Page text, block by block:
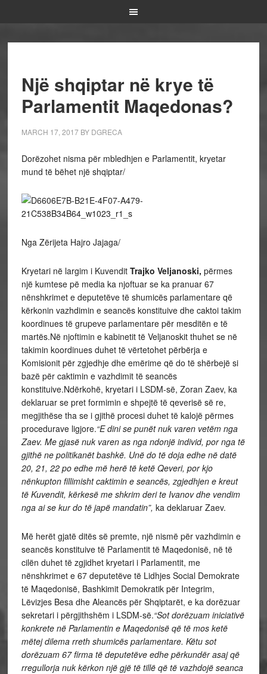
Një shqiptar në krye të
Parlamentit Maqedonas?
MARCH 17, 2017BY DGRECA
Dorëzohet nisma për mbledhjen e Parlamentit, kryetar
mund të bëhet një shqiptar/
Nga Zërijeta Hajro Jajaga/
Kryetari në largim i Kuvendit Trajko Veljanoski, përmes
një kumtese pë media ka njoftuar se ka pranuar 67
nënshkrimet e deputetëve të shumicës parlamentare që
kërkonin vazhdimin e seancës konstituive dhe caktoi takim
koordinues të grupeve parlamentare për mesditën e të
martës.Në njoftimin e kabinetit të Veljanoskit thuhet se në
takimin koordinues duhet të vërtetohet përbërja e
Komisionit për zgjedhje dhe emërime që do të shërbejë si
bazë për caktimin e vazhdimit të seancës
konstituive.Ndërkohë, kryetari i LSDM-së, Zoran Zaev, ka
deklaruar se pret formimin e shpejtë të qeverisë së re,
megjithëse tha se i gjithë procesi duhet të kalojë përmes
procedurave ligjore.“E dini se punët nuk varen vetëm nga
Zaev. Me gjasë nuk varen as nga ndonjë individ, por nga të
gjithë ne politikanët bashkë. Unë do të doja edhe në datë
20, 21, 22 po edhe më herë të ketë Qeveri, por kjo
nënkupton fillimisht caktimin e seancës, zgjedhjen e kreut
të Kuvendit, kërkesë me shkrim deri te Ivanov dhe vendim
nga ai se kur do të japë mandatin”, ka deklaruar Zaev.
Më herët gjatë ditës së premte, një nismë për vazhdimin e
seancës konstituive të Parlamentit të Maqedonisë, në të
cilën duhet të zgjidhet kryetari i Parlamentit, me
nënshkrimet e 67 deputetëve të Lidhjes Social Demokrate
të Maqedonisë, Bashkimit Demokratik për Integrim,
Lëvizjes Besa dhe Aleancës për Shqiptarët, e ka dorëzuar
sekretari i përgjithshëm i LSDM-së.“Sot dorëzuam iniciativë
konkrete në Parlamentin e Maqedonisë që të mos ketë
mëtej dilema rreth shumicës parlamentare. Këtu sot
dorëzuam 67 firma të deputetëve edhe përkundër asaj që
rregullorja nuk kërkon një gjë të tillë që të vazhdojë seanca